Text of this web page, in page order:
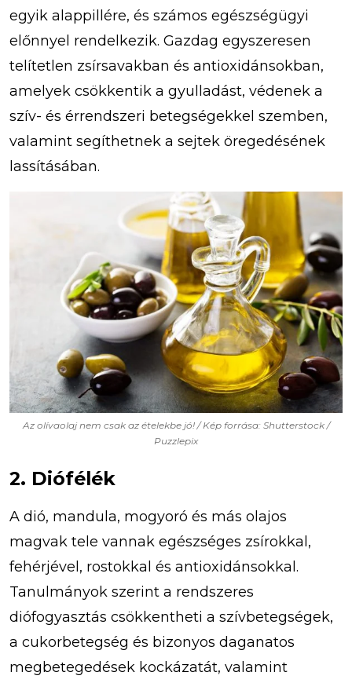
egyik alappillére, és számos egészségügyi
előnnyel rendelkezik. Gazdag egyszeresen
telítetlen zsírsavakban és antioxidánsokban,
amelyek csökkentik a gyulladást, védenek a
szív- és érrendszeri betegségekkel szemben,
valamint segíthetnek a sejtek öregedésének
lassításában.
Az olívaolaj nem csak az ételekbe jó! / Kép forrása: Shutterstock /
Puzzlepix
2. Diófélék
A dió, mandula, mogyoró és más olajos
magvak tele vannak egészséges zsírokkal,
fehérjével, rostokkal és antioxidánsokkal.
Tanulmányok szerint a rendszeres
diófogyasztás csökkentheti a szívbetegségek,
a cukorbetegség és bizonyos daganatos
megbetegedések kockázatát, valamint